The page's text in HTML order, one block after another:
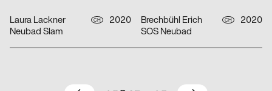
Laura Lackner CH
2020
Neubad Slam
Brechbühl Erich CH
2020
SOS Neubad